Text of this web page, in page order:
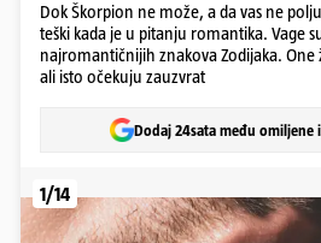
Dok Škorpion ne može, a da vas ne
teški kada je u pitanju romantika. Vage
najromantičnijih znakova Zodijaka. One
ali isto očekuju zauzvrat
Dodaj 24sata među omiljene
1/14